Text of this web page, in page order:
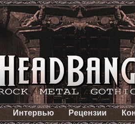
Интервью Рецензии